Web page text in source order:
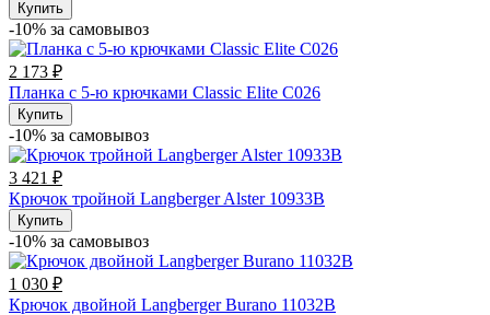
Купить
-10% за cамовывоз
2 173 ₽
Планка с 5-ю крючками Classic Elite C026
Купить
-10% за cамовывоз
3 421 ₽
Крючок тройной Langberger Alster 10933В
Купить
-10% за cамовывоз
1 030 ₽
Крючок двойной Langberger Burano 11032В